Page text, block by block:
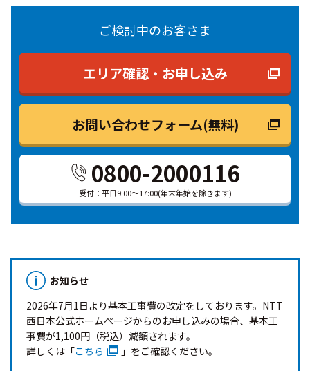
ご検討中のお客さま
エリア確認・お申し込み
お問い合わせフォーム(無料)
0800-2000116
受付：平日9:00～17:00(年末年始を除きます)
お知らせ
2026年7月1日より基本工事費の改定をしております。NTT
西日本公式ホームページからのお申し込みの場合、基本工
事費が1,100円（税込）減額されます。
詳しくは「こちら 」をご確認ください。